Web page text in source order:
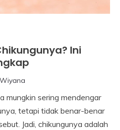
Ini
mungkin sering mendengar
tetapi tidak benar-benar
Jadi, chikungunya adalah